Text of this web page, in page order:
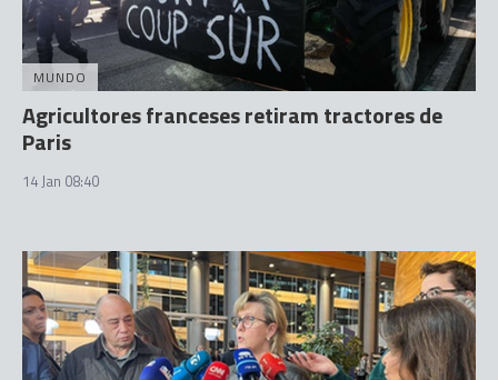
MUNDO
Agricultores franceses retiram tractores de
Paris
14 Jan 08:40